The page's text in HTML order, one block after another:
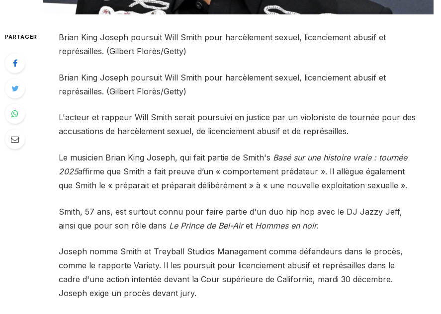
PARTAGER
Brian King Joseph poursuit Will Smith pour harcèlement sexuel, licenciement abusif et
représailles. (Gilbert Florès/Getty)
Brian King Joseph poursuit Will Smith pour harcèlement sexuel, licenciement abusif et
représailles. (Gilbert Florès/Getty)
L'acteur et rappeur Will Smith serait poursuivi en justice par un violoniste de tournée pour des
accusations de harcèlement sexuel, de licenciement abusif et de représailles.
Le musicien Brian King Joseph, qui fait partie de Smith's Basé sur une histoire vraie : tournée
2025affirme que Smith a fait preuve d’un « comportement prédateur ». Il allègue également
que Smith le « préparait et préparait délibérément » à « une nouvelle exploitation sexuelle ».
Smith, 57 ans, est surtout connu pour faire partie d'un duo hip hop avec le DJ Jazzy Jeff,
ainsi que pour son rôle dans Le Prince de Bel-Airet Hommes en noir.
Joseph nomme Smith et Treyball Studios Management comme défendeurs dans le procès,
comme le rapporte Variety. Il les poursuit pour licenciement abusif et représailles dans le
cadre d'une action intentée devant la Cour supérieure de Californie, mardi 30 décembre.
Joseph exige un procès devant jury.